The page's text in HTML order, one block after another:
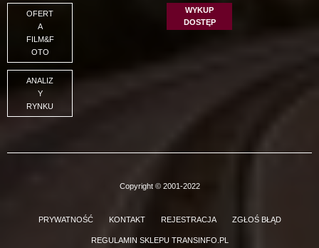
OFERT
A
FILM&F
OTO
ANALIZ
Y
RYNKU
WYKUP
DOSTĘP
Copyright © 2001-2022
PRYWATNOŚĆ KONTAKT REJESTRACJA ZGŁOŚ BŁĄD
REGULAMIN SKLEPU TRANSINFO.PL